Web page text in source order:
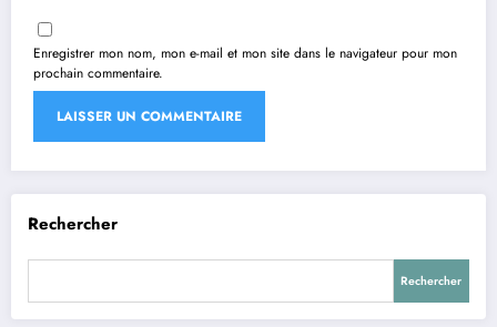
Enregistrer mon nom, mon e-mail et mon site dans le navigateur pour mon
prochain commentaire.
Rechercher
Rechercher